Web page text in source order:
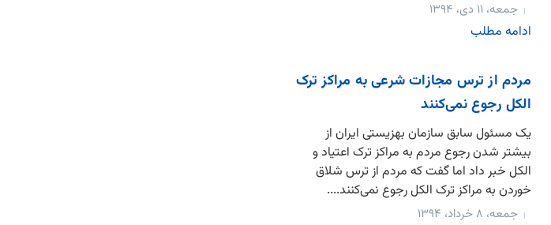
جمعه، ۱۱ دی، ۱۳۹۴
ادامه مطلب
مردم از ترس مجازات شرعی به مراکز ترک
الکل رجوع نمی‌کنند
یک مسئول سابق سازمان بهزیستی ایران از
بیشتر شدن رجوع مردم به مراکز ترک اعتیاد و
الکل خبر داد اما گفت که مردم از ترس شلاق
خوردن به مراکز ترک الکل رجوع نمی‌کنند....
جمعه، ۸ خرداد، ۱۳۹۴